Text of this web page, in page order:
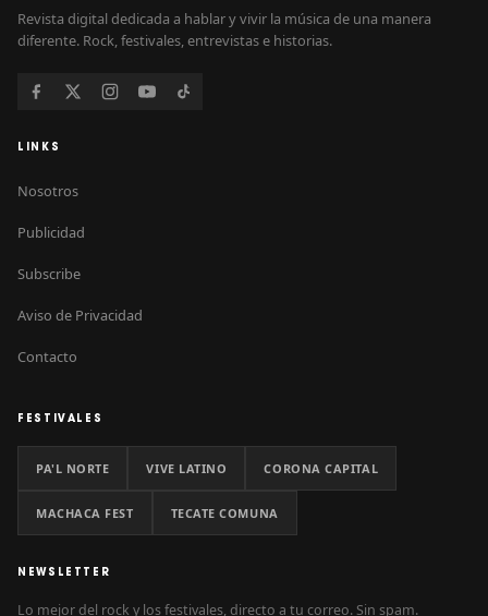
Revista digital dedicada a hablar y vivir la música de una manera
diferente. Rock, festivales, entrevistas e historias.
LINKS
Nosotros
Publicidad
Subscribe
Aviso de Privacidad
Contacto
FESTIVALES
PA'L NORTE VIVE LATINO CORONA CAPITAL
MACHACA FEST TECATE COMUNA
NEWSLETTER
Lo mejor del rock y los festivales, directo a tu correo. Sin spam.